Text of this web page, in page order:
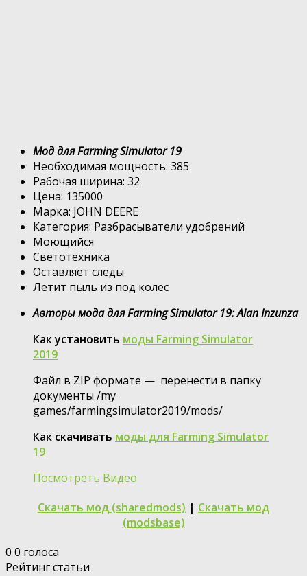
Мод для Farming Simulator 19
Необходимая мощность: 385
Рабочая ширина: 32
Цена: 135000
Марка: JOHN DEERE
Категория: Разбрасыватели удобрений
Моющийся
Светотехника
Оставляет следы
Летит пыль из под колес
Авторы мода для Farming Simulator 19: Alan Inzunza
Как установить моды Farming Simulator
2019
Файл в ZIP формате — перенести в папку
документы /my
games/farmingsimulator2019/mods/
Как скачивать моды для Farming Simulator
19
Посмотреть Видео
Скачать мод (sharedmods) | Скачать мод
(modsbase)
0 0 голоса
Рейтинг статьи